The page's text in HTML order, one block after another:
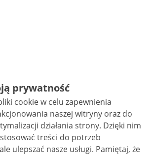
serwisu Gov.pl
prywatność
cookie w celu zapewnienia
naszej witryny oraz do
działania strony. Dzięki nim
treści do potrzeb
nasze usługi. Pamiętaj, że